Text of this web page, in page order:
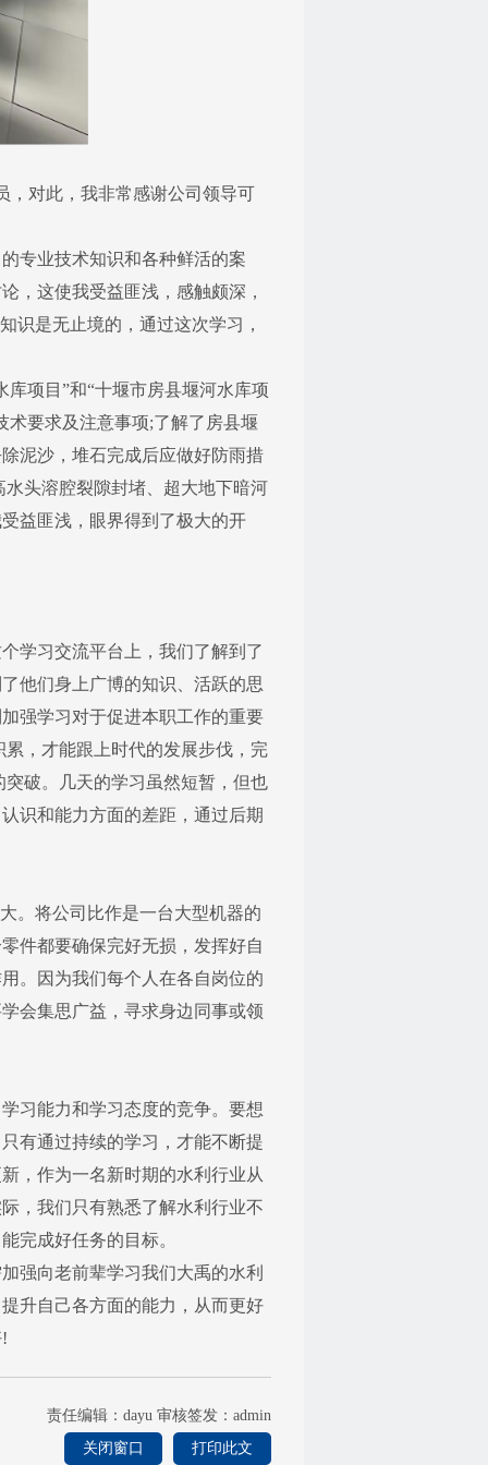
对此，我非常感谢公司领导可
专业技术知识和各种鲜活的案
，这使我受益匪浅，感触颇深，
识是无止境的，通过这次学习，
项目”和“十堰市房县堰河水库项
术要求及注意事项;了解了房县堰
泥沙，堆石完成后应做好防雨措
头溶腔裂隙封堵、超大地下暗河
益匪浅，眼界得到了极大的开
学习交流平台上，我们了解到了
他们身上广博的知识、活跃的思
强学习对于促进本职工作的重要
，才能跟上时代的发展步伐，完
破。几天的学习虽然短暂，但也
识和能力方面的差距，通过后期
将公司比作是一台大型机器的
件都要确保完好无损，发挥好自
。因为我们每个人在各自岗位的
会集思广益，寻求身边同事或领
习能力和学习态度的竞争。要想
有通过持续的学习，才能不断提
，作为一名新时期的水利行业从
，我们只有熟悉了解水利行业不
完成好任务的目标。
向老前辈学习我们大禹的水利
升自己各方面的能力，从而更好
责任编辑： dayu审核签发： admin
打印此文
关闭窗口